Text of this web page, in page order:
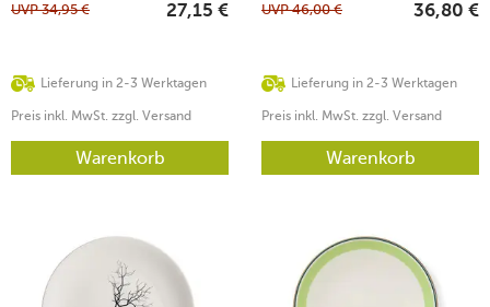
Lieferung in 2-3 Werktagen
UVP34,95 € 27,15 €
Preis inkl. MwSt. zzgl. Versand
Warenkorb
Lieferung in 2-3 Werktagen
UVP46,00 € 36,80 €
Preis inkl. MwSt. zzgl. Versand
Warenkorb